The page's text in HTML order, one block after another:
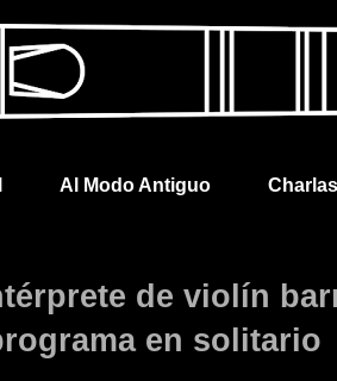
Al Modo Antiguo
de violín
en solitario